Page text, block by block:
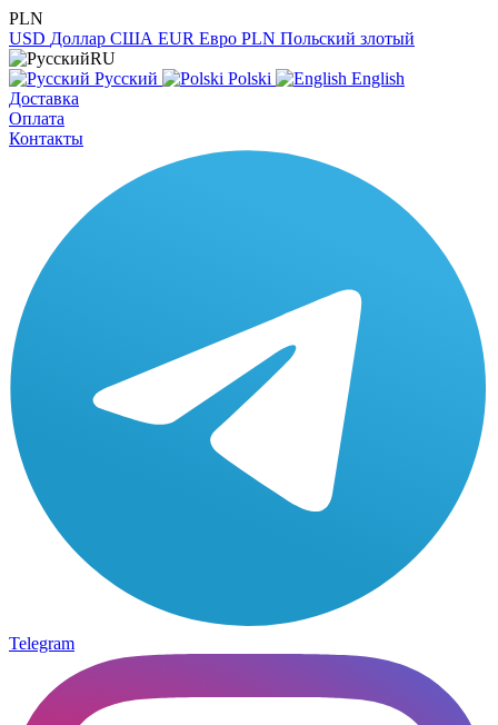
PLN
USD Доллар США EUR Евро PLN Польский злотый
RU
Русский
Polski
English
Доставка
Оплата
Контакты
Telegram